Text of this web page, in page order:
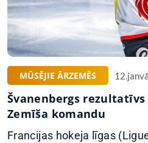
MŪSĒJIE ĀRZEMĒS
Švanenbergs
Zemīša komandu
Francijas hokeja līgas